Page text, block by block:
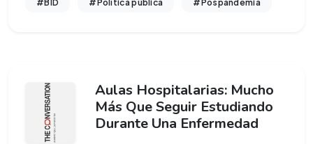
#BID #Política pública #Pospandemia
Aulas Hospitalarias: Mucho
Más Que Seguir Estudiando
Durante Una Enfermedad